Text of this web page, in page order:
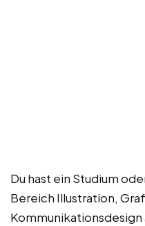
Du hast ein Studium
Bereich Illustration,